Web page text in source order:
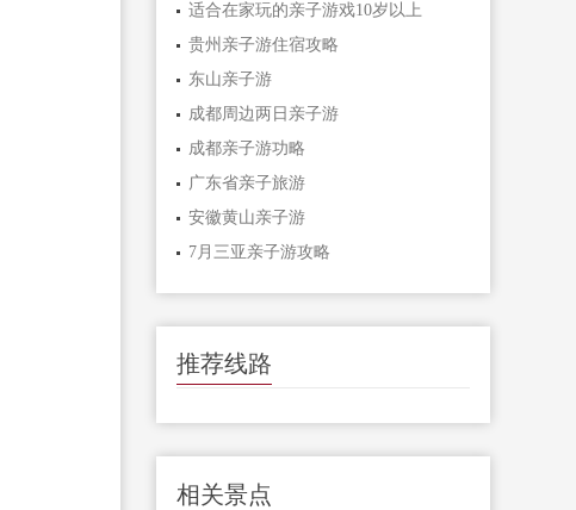
适合在家玩的亲子游戏10岁以上
贵州亲子游住宿攻略
东山亲子游
成都周边两日亲子游
成都亲子游功略
广东省亲子旅游
安徽黄山亲子游
7月三亚亲子游攻略
推荐线路
相关景点